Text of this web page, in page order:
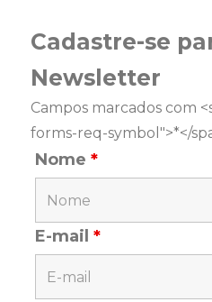
Cadastre-se
Newsletter
Campos marcados com
forms-req-symbol">*</
Nome*
E-mail*